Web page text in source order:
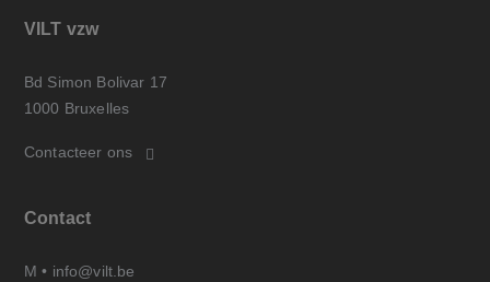
VILT vzw
Bd Simon Bolivar 17
1000 Bruxelles
Contacteer ons
Contact
M • info@vilt.be